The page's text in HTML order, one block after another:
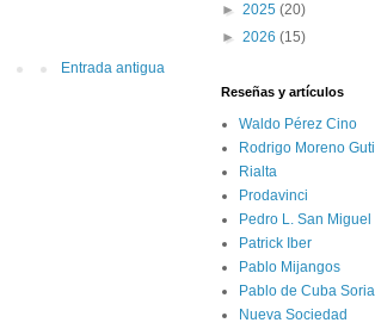
Entrada antigua
► 2025 (20)
► 2026 (15)
Reseñas y artículos
Waldo Pérez Cino
Rodrigo Moreno
Rialta
Prodavinci
Pedro L. San Miguel
Patrick Iber
Pablo Mijangos
Pablo de Cuba Soria
Nueva Sociedad